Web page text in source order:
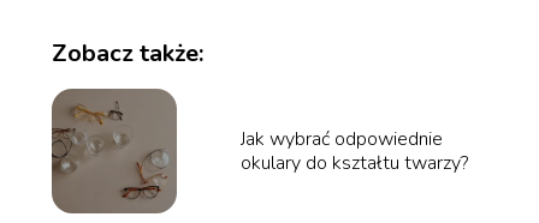
Zobacz także:
Jak wybrać odpowiednie
okulary do kształtu twarzy?